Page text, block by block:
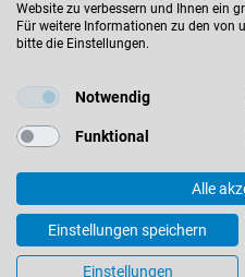
© 2026 Leitz
Impressum
Kontakt
Versand und Zustellung
Website zu verbessern und Ihnen ein
Für weitere Informationen zu den von
bitte die Einstellungen.
Notwendig
Funktional
Alle
Einstellungen speichern
Einstellungen